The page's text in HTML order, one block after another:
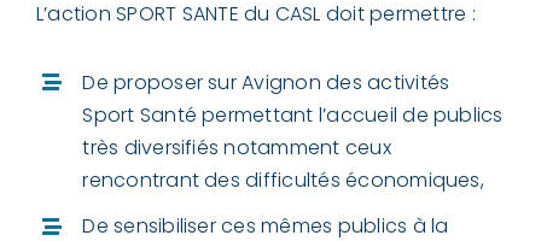
L’action SPORT SANTE du CASL doit permettre :
De proposer sur Avignon des activités
Sport Santé permettant l’accueil de publics
très diversifiés notamment ceux
rencontrant des difficultés économiques,
De sensibiliser ces mêmes publics à la